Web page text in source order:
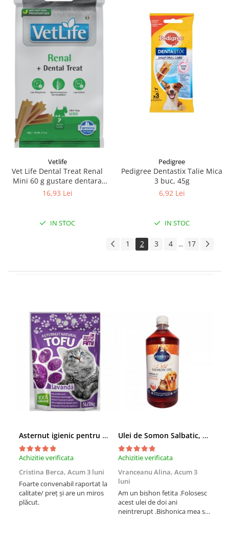
Vetlife
Vet Life Dental Treat Renal
Mini 60 g gustare dentara
caini cu probleme renale, de
16,93 Lei
IN STOC
Pedigree
Pedigree Dentastix Talie Mica
3 buc, 45g
6,92 Lei
IN STOC
1 2 3 4 ... 17
Asternut igienic pentru pisici Tofu Lavanda, Mon Petit 5 l
Achizitie verificata
Cristina Berca, Acum 3 luni
Foarte convenabil raportat la
calitate/ preț și are un miros
plăcut.
Ulei de Somon Salbatic, câini și pisici, piele si blană, BEST4PETS, 1l
Achizitie verificata
Vranceanu Alina, Acum 3
luni
Am un bishon fetita .Folosesc
acest ulei de doi ani
neintrerupt .Bishonica mea se